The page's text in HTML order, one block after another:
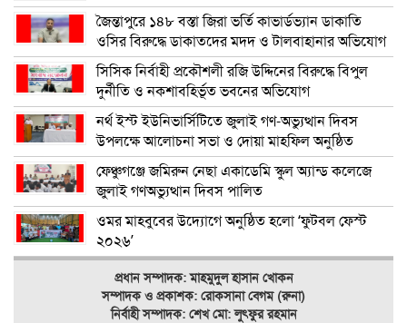
জৈন্তাপুরে ১৪৮ বস্তা জিরা ভর্তি কাভার্ডভ্যান ডাকাতি
ওসির বিরুদ্ধে ডাকাতদের মদদ ও টালবাহানার অভিযোগ
সিসিক নির্বাহী প্রকৌশলী রজি উদ্দিনের বিরুদ্ধে বিপুল
দুর্নীতি ও নকশাবহির্ভূত ভবনের অভিযোগ
নর্থ ইস্ট ইউনিভার্সিটিতে জুলাই গণ-অভ্যুত্থান দিবস
উপলক্ষে আলোচনা সভা ও দোয়া মাহফিল অনুষ্ঠিত
ফেঞ্চুগঞ্জে জমিরুন নেছা একাডেমি স্কুল অ্যান্ড কলেজে
জুলাই গণঅভ্যুত্থান দিবস পালিত
ওমর মাহবুবের উদ্যোগে অনুষ্ঠিত হলো ‘ফুটবল ফেস্ট
২০২৬’
প্রধান সম্পাদক: মাহমুদুল হাসান খোকন
সম্পাদক ও প্রকাশক: রোকসানা বেগম (রুনা)
নির্বাহী সম্পাদক: শেখ মো: লুৎফুর রহমান